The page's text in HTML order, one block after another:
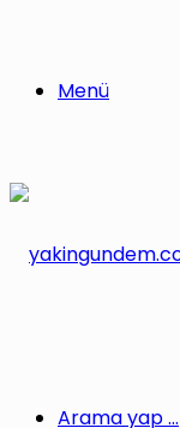
Menü
Arama yap ...